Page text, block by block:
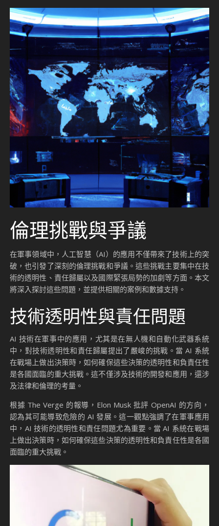
倫理挑戰與爭議
在軍事領域中，人工智慧（AI）的應用不僅帶來了技術上的突
破，也引發了深刻的倫理挑戰和爭議。這些挑戰主要集中在技
術的透明性、責任歸屬以及國際緊張局勢的加劇等方面。本文
將深入探討這些問題，並提供相關的案例和數據支持。
技術透明性與責任問題
AI 技術在軍事中的應用，尤其是在無人機和自動化武器系統
中，對技術透明性和責任歸屬提出了嚴峻的挑戰。當 AI 系統
在戰場上做出決策時，如何確保這些決策的透明性和負責任性
是各國面臨的重大挑戰。這不僅涉及技術的開發和應用，還涉
及法律和倫理的考量。
根據 The Verge 的報導，Elon Musk 批評 OpenAI 的方向，
認為其可能導致危險的 AI 發展。這一觀點強調了在軍事應用
中，AI 技術的透明性和責任問題尤為重要。當 AI 系統在戰場
上做出決策時，如何確保這些決策的透明性和負責任性是各國
面臨的重大挑戰。